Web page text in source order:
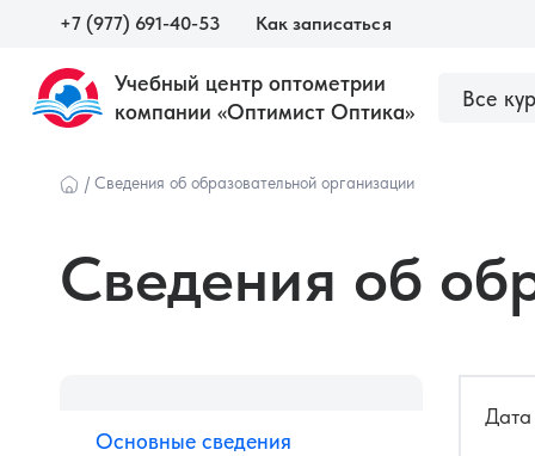
+7 (977) 691-40-53 Как записаться
Учебный центр оптометрии
компании «Оптимист Оптика»
Все
Наши курсы
/ Сведения об образовательной организации
Сведения об
Основные сведения
Дата